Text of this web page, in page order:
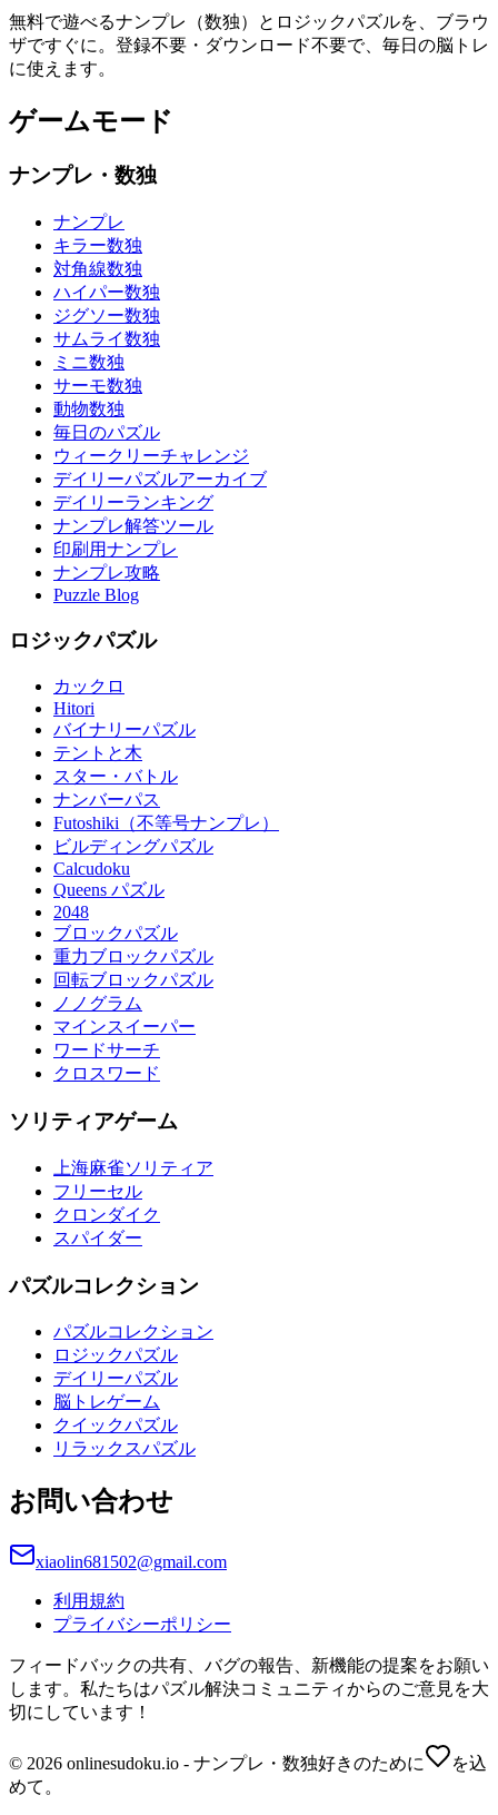
無料で遊べるナンプレ（数独）とロジックパズルを、ブラウ
ザですぐに。登録不要・ダウンロード不要で、毎日の脳トレ
に使えます。
ゲームモード
ナンプレ・数独
ナンプレ
キラー数独
対角線数独
ハイパー数独
ジグソー数独
サムライ数独
ミニ数独
サーモ数独
動物数独
毎日のパズル
ウィークリーチャレンジ
デイリーパズルアーカイブ
デイリーランキング
ナンプレ解答ツール
印刷用ナンプレ
ナンプレ攻略
Puzzle Blog
ロジックパズル
カックロ
Hitori
バイナリーパズル
テントと木
スター・バトル
ナンバーパス
Futoshiki（不等号ナンプレ）
ビルディングパズル
Calcudoku
Queens パズル
2048
ブロックパズル
重力ブロックパズル
回転ブロックパズル
ノノグラム
マインスイーパー
ワードサーチ
クロスワード
ソリティアゲーム
上海麻雀ソリティア
フリーセル
クロンダイク
スパイダー
パズルコレクション
パズルコレクション
ロジックパズル
デイリーパズル
脳トレゲーム
クイックパズル
リラックスパズル
お問い合わせ
xiaolin681502@gmail.com
利用規約
プライバシーポリシー
フィードバックの共有、バグの報告、新機能の提案をお願い
します。私たちはパズル解決コミュニティからのご意見を大
切にしています！
© 2026 onlinesudoku.io - ナンプレ・数独好きのために
を込
めて。